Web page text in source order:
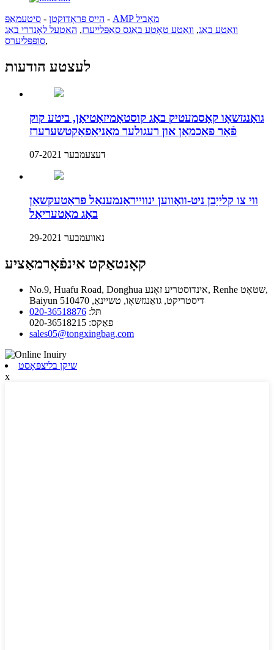
הייס פּראָדוקטן - סיטעמאַפּ -
AMP מאָביל
וואַטע באַג, וואַטע טאָטע באַגס סאַפּלייערז, האטעל לאָנדרי באַג
סופּפּליערס,
לעצטע הודעות
גואַנגזשאָו קאָסמעטיק באַג קוסטאָמיזאַטיאָן, ביטע קוק
פֿאַר פאַכמאַן און רעגולער מאַניאַפאַקטשערערז
דעצעמבער 07-2021
ווי צו קלייַבן ניט-וואָווען ינווייראַנמענאַל פּראַטעקשאַן
באַג מאַטעריאַל
נאוועמבער 29-2021
קאָנטאַקט אינפֿאָרמאַציע
No.9, Huafu Road, Donghua אינדוסטריע זאָנע, Renhe שטאָט,
Baiyun דיסטריקט, גואַנגזשאָו, טשיינאַ, 510470
תּל: 020-36518876
פאַקס: 020-36518215
sales05@tongxingbag.com
שיקן בליצפּאָסט
x